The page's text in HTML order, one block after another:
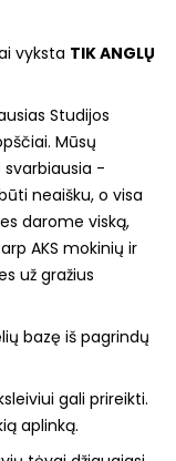
vyksta TIK ANGLŲ
Studijos
Mūsų
-
neaišku, o visa
darome viską,
AKS mokinių ir
už gražius
bazę iš pagrindų
gali prireikti.
aplinką.